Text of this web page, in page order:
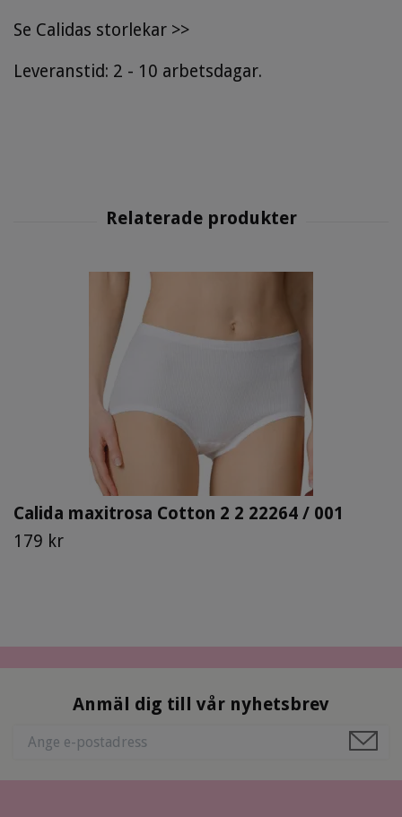
Se Calidas storlekar >>
Leveranstid: 2 - 10 arbetsdagar.
Calida maxitrosa Cotton 2 2 22264 / 001
179 kr
Anmäl dig till vår nyhetsbrev